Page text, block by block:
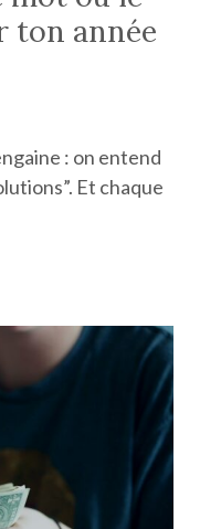
ton année
: on entend
Et chaque